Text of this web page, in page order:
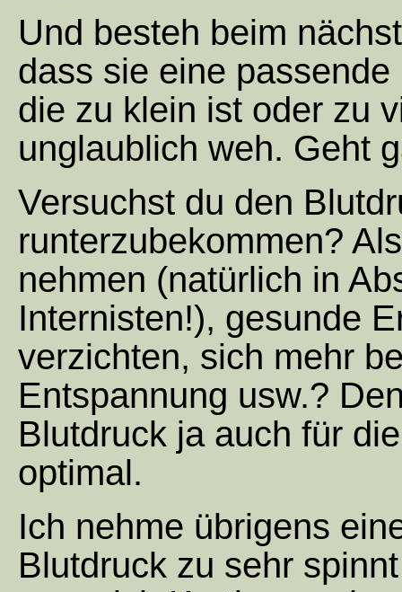
Und besteh beim
dass sie eine
die zu klein ist oder zu
unglaublich weh. Geht
Versuchst du den
runterzubekommen?
nehmen (natürlich in
Internisten!), gesunde
verzichten, sich mehr
Entspannung usw.?
Blutdruck ja auch für
optimal.
Ich nehme übrigens
Blutdruck zu sehr